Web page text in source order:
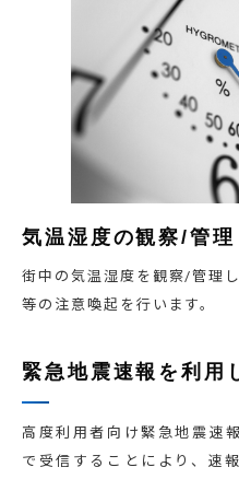
気温湿度の観察/管理
街中の気温湿度を観察/管理
等の注意喚起を行います。
緊急地震速報を利用
高度利用者向け緊急地震速
で受信することにより、速